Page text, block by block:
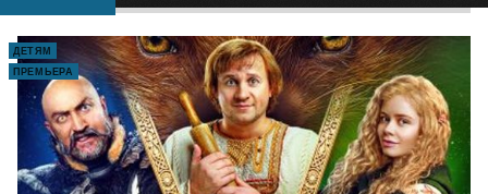
ДЕТЯМ
ПРЕМЬЕРА